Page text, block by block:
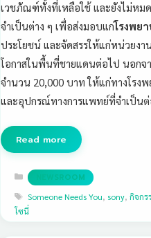
เวชภัณฑ์ทั้งที่เหลือใช้ และยังไม่หม
จำเป็นต่าง ๆ เพื่อส่งมอบแก่โรงพย
ประโยชน์ และจัดสรรให้แก่หน่วยง
โอกาสในพื้นที่ชายแดนต่อไป นอกจ
จำนวน 20,000 บาท ให้แก่ทางโรง
และอุปกรณ์ทางการแพทย์ที่จำเป็น
Read more
Categories
NEWSROOM
Tags
Someone Needs You, sony,กิจกร
โซนี่